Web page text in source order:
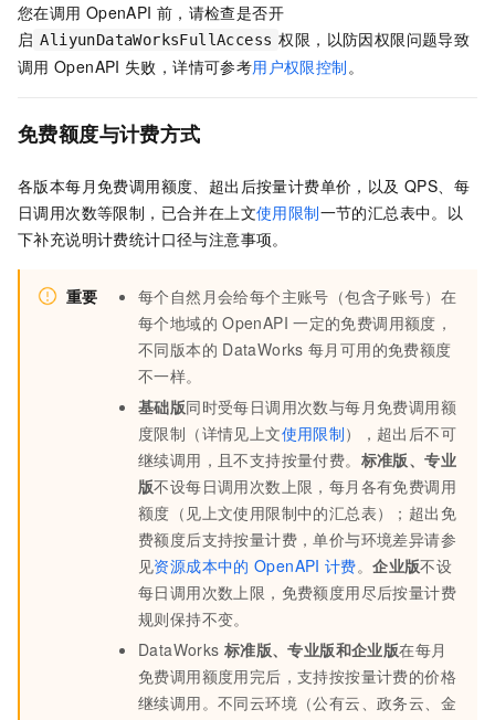
您在调用 OpenAPI 前，请检查是否开
启 AliyunDataWorksFullAccess 权限，以防因权限问题导致
调用 OpenAPI 失败，详情可参考用户权限控制。
免费额度与计费方式
各版本每月免费调用额度、超出后按量计费单价，以及 QPS、每
日调用次数等限制，已合并在上文使用限制一节的汇总表中。以
下补充说明计费统计口径与注意事项。
重要
每个自然月会给每个主账号（包含子账号）在
每个地域的 OpenAPI 一定的免费调用额度，
不同版本的 DataWorks 每月可用的免费额度
不一样。
基础版同时受每日调用次数与每月免费调用额
度限制（详情见上文使用限制），超出后不可
继续调用，且不支持按量付费。 标准版、专业
版不设每日调用次数上限，每月各有免费调用
额度（见上文使用限制中的汇总表）；超出免
费额度后支持按量计费，单价与环境差异请参
见资源成本中的 OpenAPI 计费。企业版不设
每日调用次数上限，免费额度用尽后按量计费
规则保持不变。
DataWorks 标准版、专业版和企业版在每月
免费调用额度用完后，支持按按量计费的价格
继续调用。 不同云环境（公有云、政务云、金